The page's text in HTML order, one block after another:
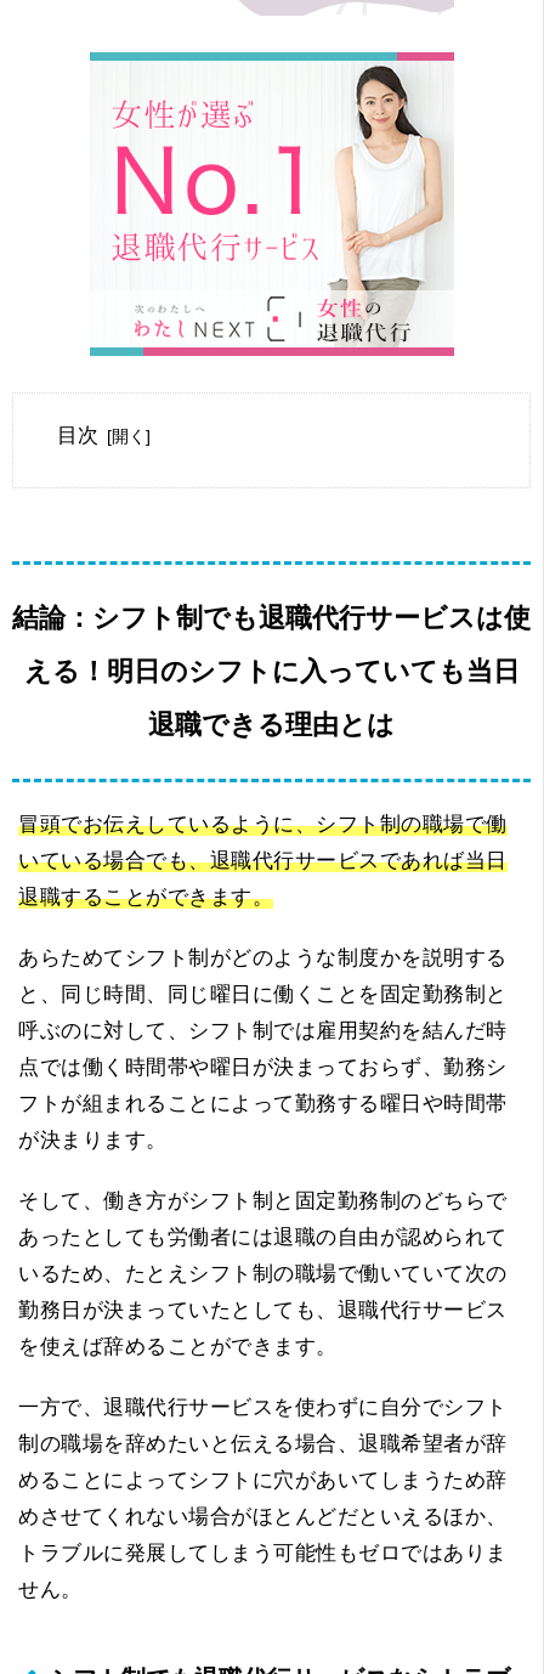
目次
結論：シフト制でも退職代行サービスは使
える！明日のシフトに入っていても当日
退職できる理由とは
冒頭でお伝えしているように、シフト制の職場で働
いている場合でも、退職代行サービスであれば当日
退職することができます。
あらためてシフト制がどのような制度かを説明する
と、同じ時間、同じ曜日に働くことを固定勤務制と
呼ぶのに対して、シフト制では雇用契約を結んだ時
点では働く時間帯や曜日が決まっておらず、勤務シ
フトが組まれることによって勤務する曜日や時間帯
が決まります。
そして、働き方がシフト制と固定勤務制のどちらで
あったとしても労働者には退職の自由が認められて
いるため、たとえシフト制の職場で働いていて次の
勤務日が決まっていたとしても、退職代行サービス
を使えば辞めることができます。
一方で、退職代行サービスを使わずに自分でシフト
制の職場を辞めたいと伝える場合、退職希望者が辞
めることによってシフトに穴があいてしまうため辞
めさせてくれない場合がほとんどだといえるほか、
トラブルに発展してしまう可能性もゼロではありま
せん。